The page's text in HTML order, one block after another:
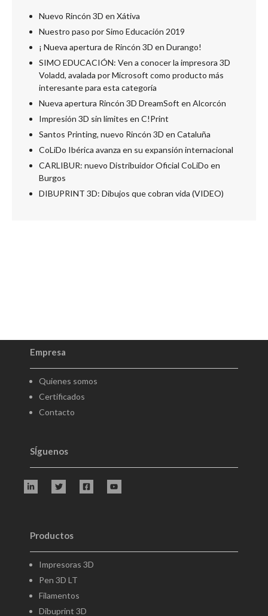
Nuevo Rincón 3D en Xátiva
Nuestro paso por Simo Educación 2019
¡ Nueva apertura de Rincón 3D en Durango!
SIMO EDUCACIÓN: Ven a conocer la impresora 3D
Voladd, avalada por Microsoft como producto más
interesante para esta categoría
Nueva apertura Rincón 3D DreamSoft en Alcorcón
Impresión 3D sin límites en C!Print
Santos Printing, nuevo Rincón 3D en Cataluña
CoLiDo Ibérica avanza en su expansión internacional
CARLIBUR: nuevo Distribuidor Oficial CoLiDo en
Burgos
DIBUPRINT 3D: Dibujos que cobran vida (VIDEO)
Empresa
Quienes somos
Certificados
Contacto
SÍguenos
Productos
Impresoras 3D
Pen 3D LT
Filamentos
Dibuprint 3D